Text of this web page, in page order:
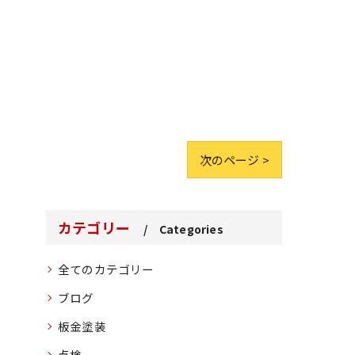
次のページ >
カテゴリー Categories
全てのカテゴリー
ブログ
板金塗装